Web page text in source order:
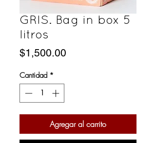
GRIS. Bag in box 5
litros
$1,500.00
Cantidad *
Agregar al carrito